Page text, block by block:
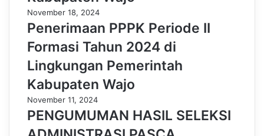
November 18, 2024
Penerimaan PPPK Periode II
Formasi Tahun 2024 di
Lingkungan Pemerintah
Kabupaten Wajo
November 11, 2024
PENGUMUMAN HASIL SELEKSI